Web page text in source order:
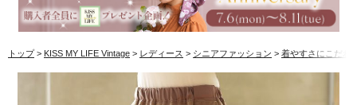
トップ KISS MY LIFE Vintage レディース シニアファッション 着やすさにこだわ